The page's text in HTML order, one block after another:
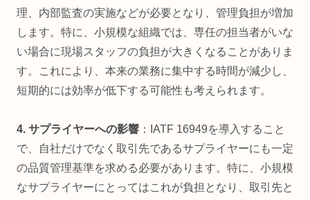
理、内部監査の実施などが必要となり、管理負担が増加
します。特に、小規模な組織では、専任の担当者がいな
い場合に現場スタッフの負担が大きくなることがありま
す。これにより、本来の業務に集中する時間が減少し、
短期的には効率が低下する可能性も考えられます。
4. サプライヤーへの影響 ：IATF 16949を導入すること
で、自社だけでなく取引先であるサプライヤーにも一定
の品質管理基準を求める必要があります。特に、小規模
なサプライヤーにとってはこれが負担となり、取引先と